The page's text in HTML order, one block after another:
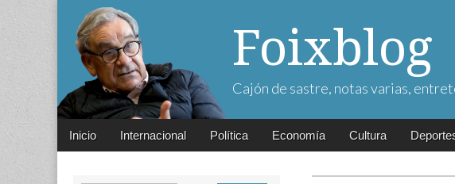
Foixblog
Cajón de sastre, notas varias,
Main
Skip
Inicio Internacional Política Economía Cultura